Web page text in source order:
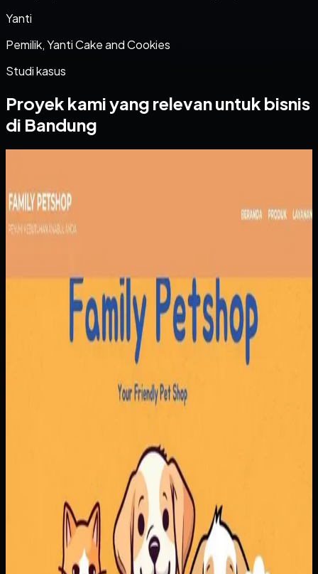
Yanti
Pemilik, Yanti Cake and Cookies
Studi kasus
Proyek kami yang relevan untuk bisnis
di Bandung
Family Petshop
Family Petshop
Pendapatan dari penjualan produk dan layanan tercatat
terpisah, sementara reservasi dan jadwal klinik masih rawan
bentrok. Tanpa sistem yang menyatukan pemesanan,
pembayaran, dan antrian, operasional menjadi berat di sisi
admin maupun pelanggan.
Kami membangun alur pemesanan yang menyatukan
produk dan reservasi layanan, lengkap dengan jadwal,
rapi, sementara pelanggan mendapatkan proses
pemesanan yang lebih jelas.